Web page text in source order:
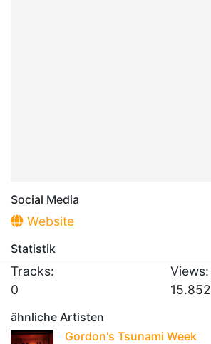
Social Media
Website
Statistik
Tracks:
0
Views:
15.852
ähnliche Artisten
Gordon's Tsunami Week